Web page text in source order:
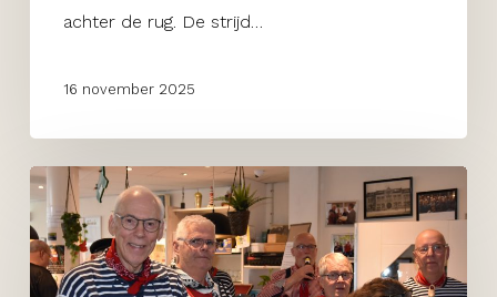
achter de rug. De strijd…
16 november 2025
Battle
of
the
Shanty’s